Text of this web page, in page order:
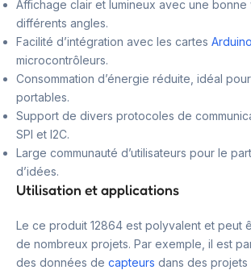
Affichage clair et lumineux avec une bonne
différents angles.
Facilité d’intégration avec les cartes Arduino
microcontrôleurs.
Consommation d’énergie réduite, idéal
portables.
Support de divers protocoles de
SPI et I2C.
Large communauté d’utilisateurs pour le
d’idées.
Utilisation et applications
Le ce produit 12864 est polyvalent et peut
de nombreux projets. Par exemple, il est
des données de capteurs dans des